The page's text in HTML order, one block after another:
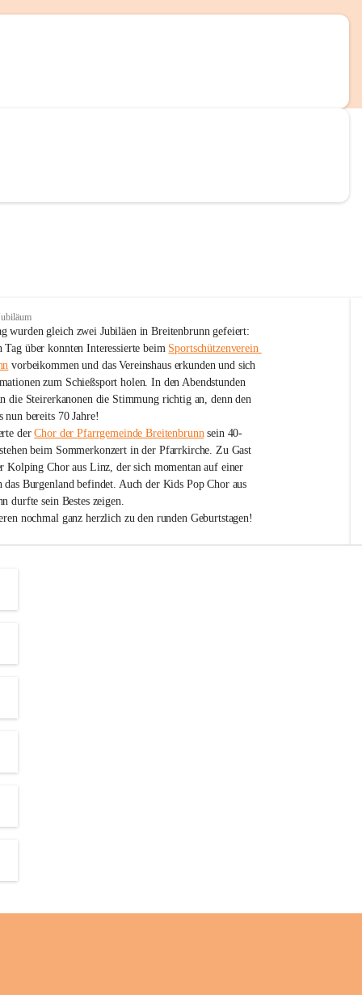
wurden gleich zwei Jubiläen in Breitenbrunn gefeiert:
Tag über konnten Interessierte beim Sportschützenverein
vorbeikommen und das Vereinshaus erkunden und sich
zum Schießsport holen. In den Abendstunden
die Steirerkanonen die Stimmung richtig an, denn den
nun bereits 70 Jahre!
der Chor der Pfarrgemeinde Breitenbrunn sein 40-
beim Sommerkonzert in der Pfarrkirche. Zu Gast
Kolping Chor aus Linz, der sich momentan auf einer
das Burgenland befindet. Auch der Kids Pop Chor aus
durfte sein Bestes zeigen.
nochmal ganz herzlich zu den runden Geburtstagen!